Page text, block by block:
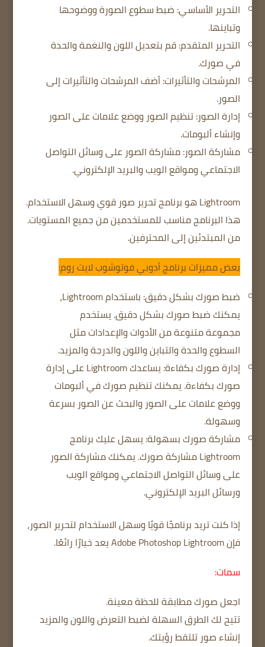
التحرير الأساسي: ضبط سطوع الصورة ووضوحها
وتباينها.
التحرير المتقدم: قم بتعديل اللون والنغمة والحدة
في صورك.
المرشحات والتأثيرات: أضف المرشحات والتأثيرات إلى
الصور.
إدارة الصور: تنظيم الصور ووضع علامات على الصور
وإنشاء ألبومات.
مشاركة الصور: مشاركة الصور على وسائل التواصل
الاجتماعي ومواقع الويب والبريد الإلكتروني.
Lightroom هو برنامج تحرير صور قوي وسهل الاستخدام.
هذا البرنامج مناسب للمستخدمين من جميع المستويات.
من المبتدئين إلى المحترفين.
بعض مميزات برنامج أدوبي فوتوشوب لايت روم:
ضبط صورك بشكل دقيق: باستخدام Lightroom،
يمكنك ضبط صورك بشكل دقيق. يستخدم
مجموعة متنوعة من الأدوات والإعدادات مثل
السطوع والحدة والتباين واللون والدرجة والمزيد.
إدارة صورك بكفاءة: يساعدك Lightroom على إدارة
صورك بكفاءة. يمكنك تنظيم صورك في ألبومات
ووضع علامات على الصور والبحث عن الصور بسرعة
وسهولة.
مشاركة صورك بسهولة: يسهل عليك برنامج
Lightroom مشاركة صورك. يمكنك مشاركة الصور
على وسائل التواصل الاجتماعي ومواقع الويب
ورسائل البريد الإلكتروني.
إذا كنت تريد برنامجًا قويًا وسهل الاستخدام لتحرير الصور،
فإن Adobe Photoshop Lightroom يعد خيارًا رائعًا.
سمات:
اجعل صورك مطابقة للحظة معينة.
تتيح لك الطرق السهلة لضبط التعرض واللون والمزيد
إنشاء صور تلتقط رؤيتك.